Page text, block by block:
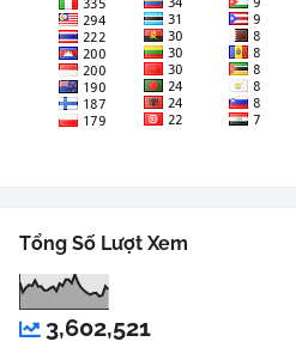
Tổng Số Lượt Xem
3,602,521